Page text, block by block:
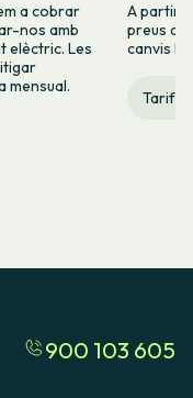
a cobrar
nos amb
elèctric. Les
mensual.
A partir
preus de
canvis hi
900 103 605